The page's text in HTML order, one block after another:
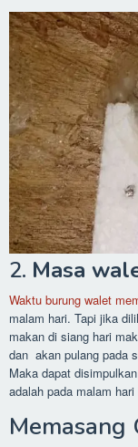
2. Masa
Waktu burung walet
malam hari. Tapi jika
makan di siang hari
dan akan pulang pada
Maka dapat
adalah pada malam
Memasang